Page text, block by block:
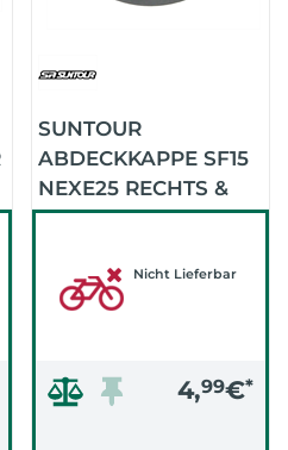
SUNTOUR
ABDECKKAPPE SF15
NEXE25 RECHTS &
LINKS (SCHWARZ)
Nicht Lieferbar
4,99€*